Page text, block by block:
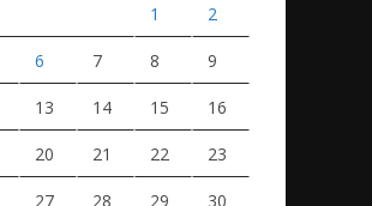
1 2
6 7 8 9
13 14 15 16
20 21 22 23
27 28 29 30